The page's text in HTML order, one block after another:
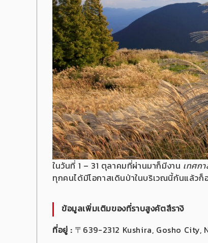
ในวันที่ 1 – 31 ตุลาคมที่ผ่านมาก็มีงาน เทศก
ทุกคนได้มีโอกาสเดินป่าในบริเวณนี้กันแล้วก็
ข้อมูลเพิ่มเติมของที่ราบสูงคัตสึรางิ
ที่อยู่ : 〒639-2312 Kushira, Gosho City,